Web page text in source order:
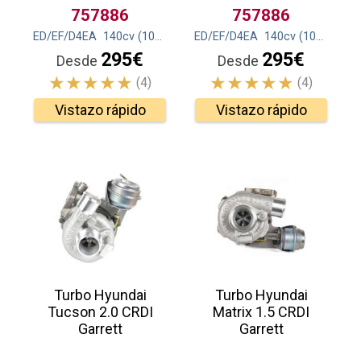
757886
ED/EF/D4EA 140cv (103
Desde 295€
(4)
Vistazo rápido
757886
ED/EF/D4EA 140cv (103
Desde 295€
(4)
Vistazo rápido
Turbo Hyundai
Tucson 2.0 CRDI
Garrett
Turbo Hyundai
Matrix 1.5 CRDI
Garrett